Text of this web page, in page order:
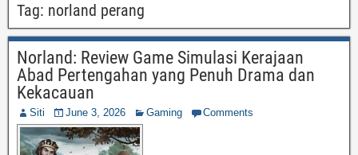
Tag: norland perang
Norland: Review Game Simulasi Kerajaan
Abad Pertengahan yang Penuh Drama dan
Kekacauan
Siti June 3, 2026 Gaming Comments